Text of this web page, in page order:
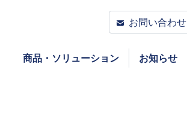
お問い合わせ
商品・ソリューション お知らせ